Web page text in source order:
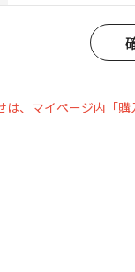
、マイページ内「